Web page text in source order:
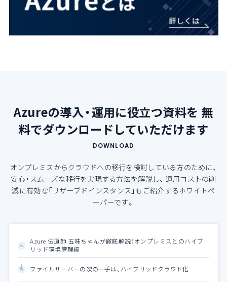
Azureの導入・運用に役立つ資料を 無
料でダウンロードしていただけます
DOWNLOAD
オンプレミスからクラウドへの移行を検討している方のために、
安心・スムーズな移行を実現する方法を解説し、 運用コストの削
減に有効な「リザーブドインスタンス」もご紹介するホワイトペ
ーパーです。
Azure 伝道師 五味ちゃんが徹底解説！オンプレミスとのハイブ
リッド環境管理編
ファイルサーバーの次の一手は、ハイブリッドクラウド化